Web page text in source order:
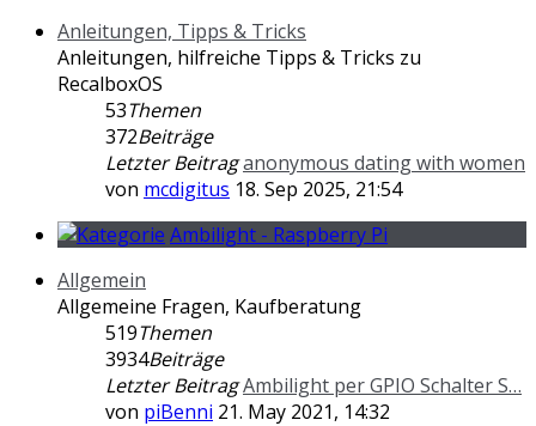
Anleitungen, Tipps & Tricks
Anleitungen, hilfreiche Tipps & Tricks zu
RecalboxOS
53Themen
372Beiträge
Letzter Beitraganonymous dating with women
von mcdigitus 18. Sep 2025, 21:54
Ambilight - Raspberry Pi
Allgemein
Allgemeine Fragen, Kaufberatung
519Themen
3934Beiträge
Letzter BeitragAmbilight per GPIO Schalter S…
von piBenni 21. May 2021, 14:32